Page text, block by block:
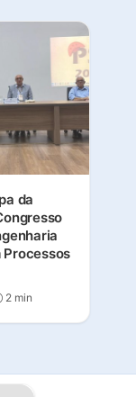
da
Processos
2 min